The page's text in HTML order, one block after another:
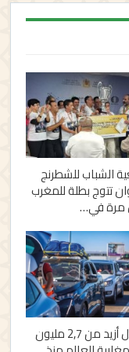
الشباب للشطرنج
تتوج بطلة للمغرب
مرة في…
دخول أزيد من 2,7 مليون